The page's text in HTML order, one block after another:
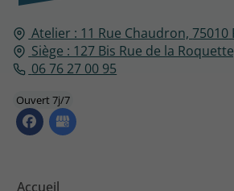
Atelier : 11 Rue Chaudron,75010
Siège : 127 Bis Rue de la
06 76 27 00 95
Ouvert 7j/7
Accueil